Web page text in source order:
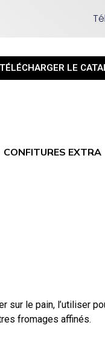
TÉLÉCHARGER LE
CONFITURES EXTRA
sur le pain, l’utiliser
fromages affinés.